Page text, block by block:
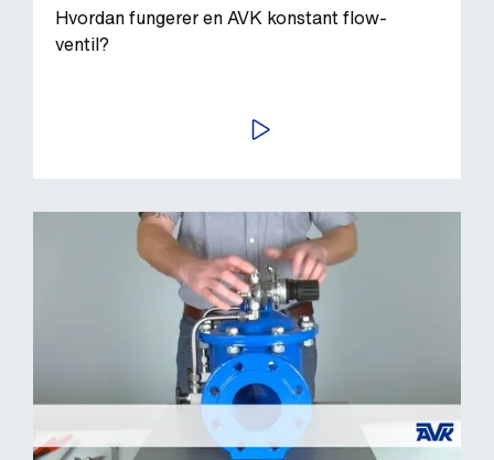
Hvordan fungerer en AVK konstant flow-
ventil?
AFSPIL